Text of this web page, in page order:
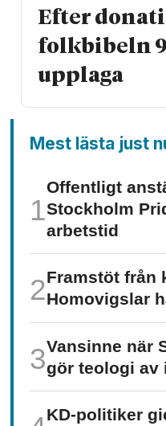
Efter
folkbibeln
upplaga
Mest lästa just
Offentligt
Stockholm
arbetstid
Framstöt från
Homo­vigslar
Vansinne när
gör teologi av
KD-politiker